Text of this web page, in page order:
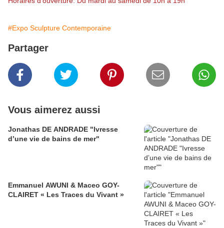
#Expo Sculpture Contemporaine
Partager
Vous aimerez aussi
Jonathas DE ANDRADE "Ivresse
d’une vie de bains de mer"
Emmanuel AWUNI & Maceo GOY-
CLAIRET « Les Traces du Vivant »